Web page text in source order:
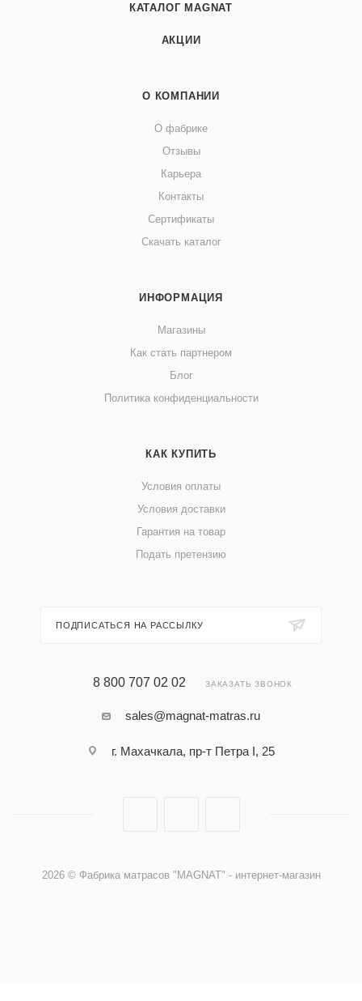
КАТАЛОГ MAGNAT
АКЦИИ
О КОМПАНИИ
О фабрике
Отзывы
Карьера
Контакты
Сертификаты
Скачать каталог
ИНФОРМАЦИЯ
Магазины
Как стать партнером
Блог
Политика конфиденциальности
КАК КУПИТЬ
Условия оплаты
Условия доставки
Гарантия на товар
Подать претензию
ПОДПИСАТЬСЯ НА РАССЫЛКУ
8 800 707 02 02 ЗАКАЗАТЬ ЗВОНОК
sales@magnat-matras.ru
г. Махачкала, пр-т Петра I, 25
2026 © Фабрика матрасов "MAGNAT" - интернет-магазин